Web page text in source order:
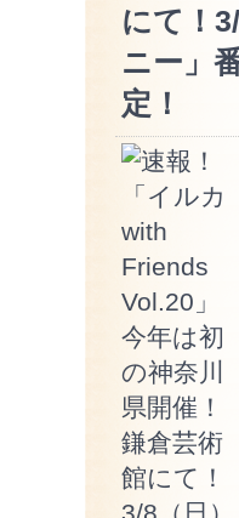
にて！
ニー」
定！